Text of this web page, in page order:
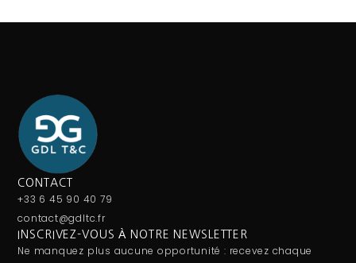
CONTACT
+33 6 45 90 40 79
contact@gdltc.fr
INSCRIVEZ-VOUS À NOTRE NEWSLETTER
Ne manquez plus aucune opportunité : recevez chaque